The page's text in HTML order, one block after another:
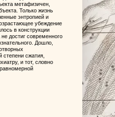
метафизичен,
Только жизнь
энтропией и
убеждение
в конструкции
достиг современного
Дошло,
сжатия,
и тот, словно